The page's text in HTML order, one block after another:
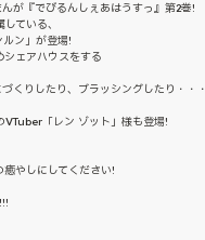
が『でびるんしぇあはうすっ』第2巻!
ている、
ン」が登場!
ェアハウスをする
くりしたり、ブラッシングしたり・・・
「レン ゾット」様も登場!
やしにしてください!